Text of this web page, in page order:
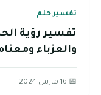
تفسير حلم
تفسير رؤية
والعزباء
📅 16 مارس 2024